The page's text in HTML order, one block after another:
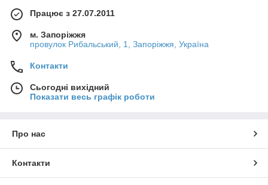
Працює з 27.07.2011
м. Запоріжжя
провулок Рибальський, 1, Запоріжжя, Україна
Контакти
Сьогодні вихідний
Показати весь графік роботи
Про нас
Контакти